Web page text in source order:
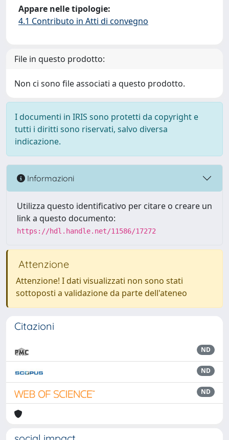
Appare nelle tipologie:
4.1 Contributo in Atti di convegno
File in questo prodotto:
Non ci sono file associati a questo prodotto.
I documenti in IRIS sono protetti da copyright e
tutti i diritti sono riservati, salvo diversa
indicazione.
Informazioni
Utilizza questo identificativo per citare o creare un
link a questo documento:
https://hdl.handle.net/11586/17272
Attenzione
Attenzione! I dati visualizzati non sono stati
sottoposti a validazione da parte dell'ateneo
Citazioni
ND
ND
ND